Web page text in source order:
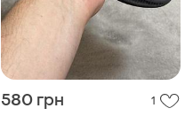
580 грн 1